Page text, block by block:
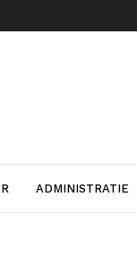
ADMINISTRATIE